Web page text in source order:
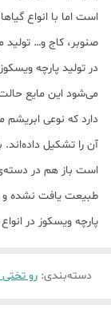
است اما با انواع
صنوبر، کاج و…
در تولید پارچه
می‌شود این مایع
دارد که نوعی
آن را تشکیل
است باز هم در
طبیعت یافت نشده و
پارچه ویسکوز در
دسته‌بندی: رو